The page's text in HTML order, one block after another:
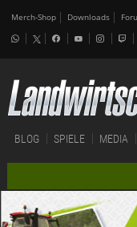
Merch-Shop Downloads
BLOG SPIELE MEDIA